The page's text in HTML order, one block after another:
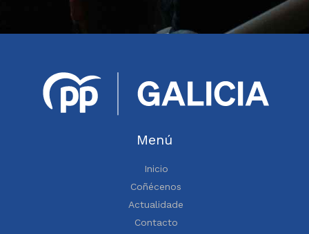
Menú
Inicio
Coñécenos
Actualidade
Contacto